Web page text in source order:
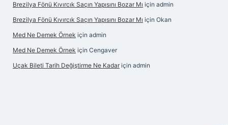
Brezilya Fönü Kıvırcık Saçın Yapısını Bozar Mı için admin
Brezilya Fönü Kıvırcık Saçın Yapısını Bozar Mı için Okan
Med Ne Demek Örnek için admin
Med Ne Demek Örnek için Cengaver
Uçak Bileti Tarih Değiştirme Ne Kadar için admin